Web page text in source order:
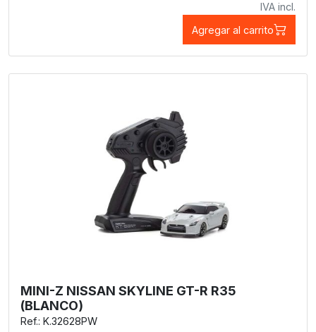
IVA incl.
Agregar al carrito
MINI-Z NISSAN SKYLINE GT-R R35
(BLANCO)
Ref.: K.32628PW